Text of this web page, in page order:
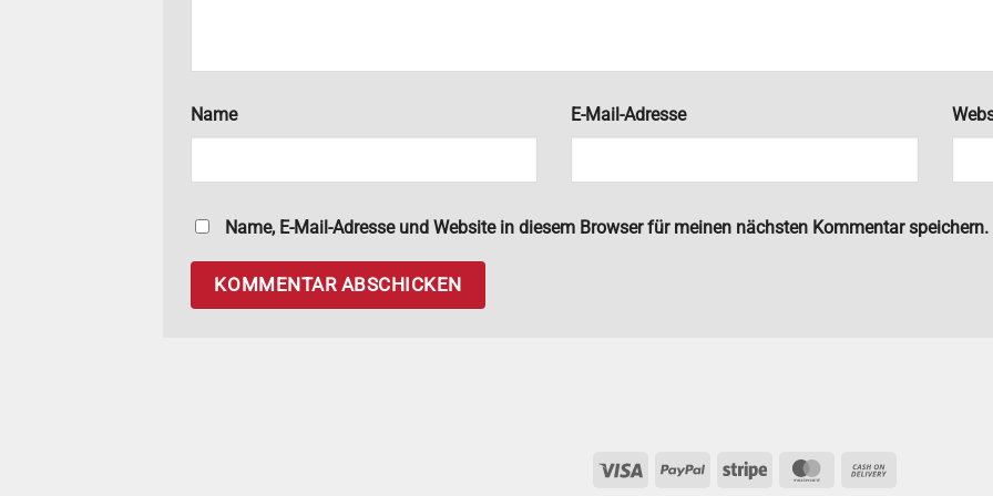
Name E-Mail-Adresse
Name, E-Mail-Adresse und Website in diesem Browser für meinen nächsten Kommentar speichern.
Visa PayPal Stripe MasterCard